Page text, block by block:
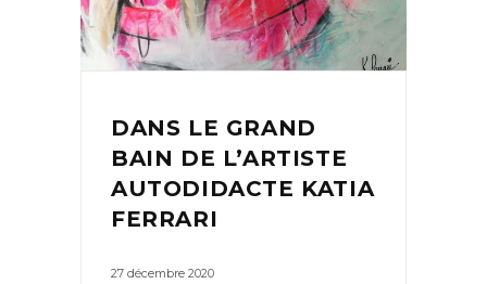
DANS LE GRAND
BAIN DE L’ARTISTE
AUTODIDACTE KATIA
FERRARI
27 décembre 2020